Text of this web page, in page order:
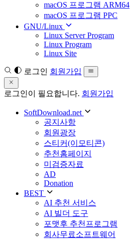
macOS 프로그램 ARM64
macOS 프로그램 PPC
GNU/Linux
Linux Server Program
Linux Program
Linux Site
로그인 회원가입
로그인이 필요합니다. 회원가입
SoftDownload.net
공지사항
회원광장
스티커(이모티콘)
추천홈페이지
미검증자료
AD
Donation
BEST
AI 추천 서비스
AI 빌더 도구
포맷후 추천프로그램
회사무료소프트웨어